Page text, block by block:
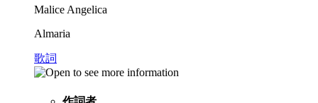
Malice Angelica
Almaria
歌詞